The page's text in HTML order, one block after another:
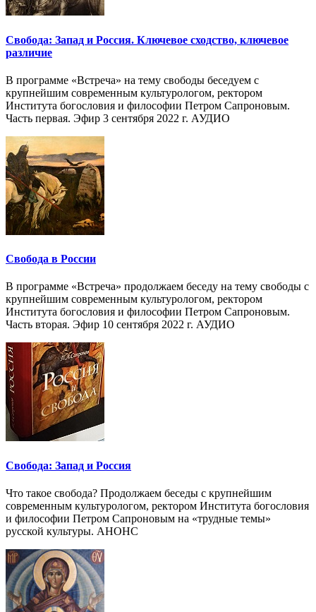
Свобода: Запад и Россия. Ключевое сходство, ключевое
различие
В программе «Встреча» на тему свободы беседуем с
крупнейшим современным культурологом, ректором
Института богословия и философии Петром Сапроновым.
Часть первая. Эфир 3 сентября 2022 г. АУДИО
Свобода в России
В программе «Встреча» продолжаем беседу на тему свободы с
крупнейшим современным культурологом, ректором
Института богословия и философии Петром Сапроновым.
Часть вторая. Эфир 10 сентября 2022 г. АУДИО
Свобода: Запад и Россия
Что такое свобода? Продолжаем беседы с крупнейшим
современным культурологом, ректором Института богословия
и философии Петром Сапроновым на «трудные темы»
русской культуры. АНОНС